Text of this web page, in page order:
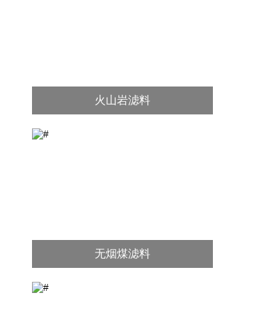
火山岩滤料
无烟煤滤料